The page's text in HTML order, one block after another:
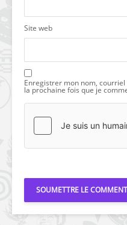
Site web
Enregistrer mon nom,
la prochaine fois que je